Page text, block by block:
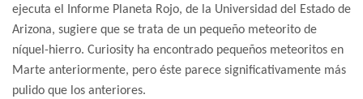
ejecuta el Informe Planeta Rojo, de la Universidad del Estado de
Arizona, sugiere que se trata de un pequeño meteorito de
níquel-hierro. Curiosity ha encontrado pequeños meteoritos en
Marte anteriormente, pero éste parece significativamente más
pulido que los anteriores.